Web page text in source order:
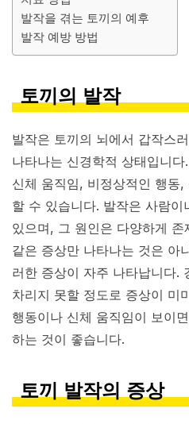
발작을 겪는 토끼의 예후
발작 예방 방법
토끼의 발작
발작은 토끼의 뇌에서 갑작스
나타나는 신경학적 상태입니
신체 움직임, 비정상적인 행동
할 수 있습니다. 발작은 사람
있으며, 그 원인은 다양하게
같은 증상만 나타나는 것은 아
러한 증상이 자주 나타납니다.
차리지 못할 정도로 증상이 미
행동이나 신체 움직임이 보이
하는 것이 좋습니다.
토끼 발작의 증상